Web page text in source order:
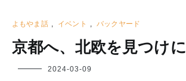
よもやま話 , イベント , バックヤード
京都へ、北欧を見つけに
フ
2024-03-09